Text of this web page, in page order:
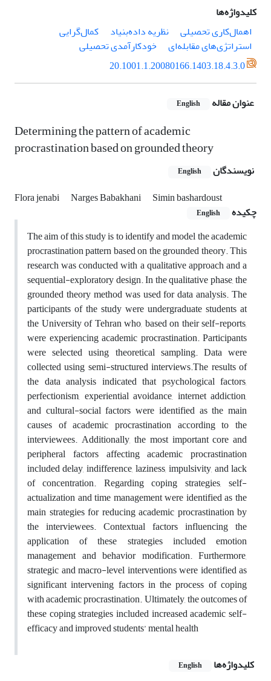
کلیدواژه‌ها
اهمال‌کاری تحصیلی
نظریه داده‌بنیاد
کمال‌گرایی
استراتژی‌های مقابله‌ای
خودکارآمدی تحصیلی
20.1001.1.20080166.1403.18.4.3.0
عنوان مقاله English
Determining the pattern of academic
procrastination based on grounded theory
نویسندگان English
Flora jenabi Narges Babakhani
Simin bashardoust
چکیده
English
The aim of this study is to identify and model the academic
procrastination pattern based on the grounded theory. This
research was conducted with a qualitative approach and a
sequential-exploratory design. In the qualitative phase, the
grounded theory method was used for data analysis. The
participants of the study were undergraduate students at
the University of Tehran who, based on their self-reports,
were experiencing academic procrastination. Participants
were selected using theoretical sampling. Data were
collected using semi-structured interviews.The results of
the data analysis indicated that psychological factors,
perfectionism, experiential avoidance, internet addiction,
and cultural-social factors were identified as the main
causes of academic procrastination according to the
interviewees. Additionally, the most important core and
peripheral factors affecting academic procrastination
included delay, indifference, laziness, impulsivity, and lack
of concentration. Regarding coping strategies, self-
actualization and time management were identified as the
main strategies for reducing academic procrastination by
the interviewees. Contextual factors influencing the
application of these strategies included emotion
management and behavior modification. Furthermore,
strategic and macro-level interventions were identified as
significant intervening factors in the process of coping
with academic procrastination. Ultimately, the outcomes of
these coping strategies included increased academic self-
efficacy and improved students’ mental health
کلیدواژه‌ها
English